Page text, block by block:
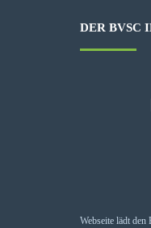
DER BVSC
Webseite lädt